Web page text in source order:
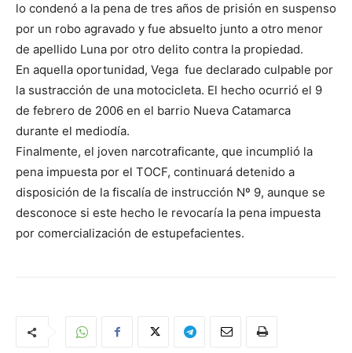
lo condenó a la pena de tres años de prisión en suspenso
por un robo agravado y fue absuelto junto a otro menor
de apellido Luna por otro delito contra la propiedad.
En aquella oportunidad, Vega fue declarado culpable por
la sustracción de una motocicleta. El hecho ocurrió el 9
de febrero de 2006 en el barrio Nueva Catamarca
durante el mediodía.
Finalmente, el joven narcotraficante, que incumplió la
pena impuesta por el TOCF, continuará detenido a
disposición de la fiscalía de instrucción Nº 9, aunque se
desconoce si este hecho le revocaría la pena impuesta
por comercialización de estupefacientes.